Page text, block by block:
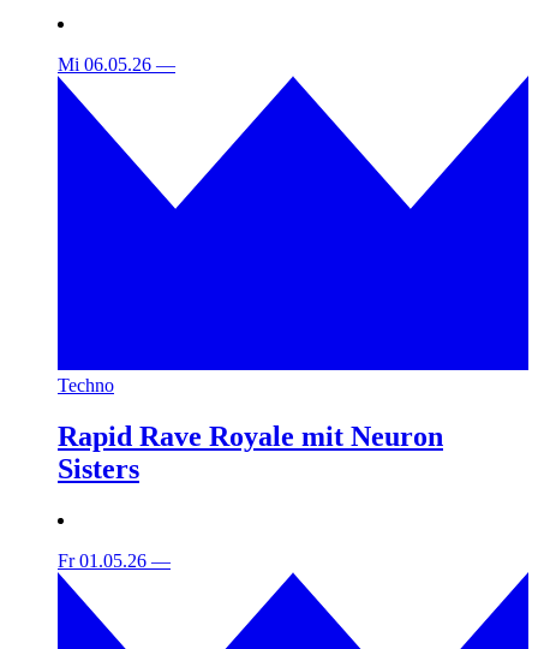
Mi 06.05.26 —
Techno
Rapid Rave Royale mit Neuron
Sisters
Fr 01.05.26 —